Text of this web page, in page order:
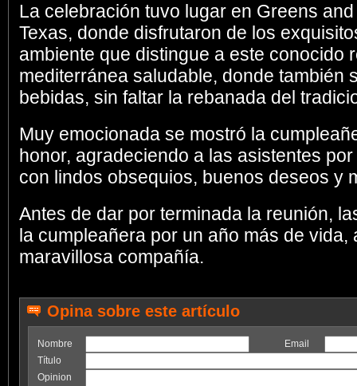
La celebración tuvo lugar en Greens
Texas, donde disfrutaron de los
ambiente que distingue a este conocido
mediterránea saludable, donde también
bebidas, sin faltar la rebanada del
Muy emocionada se mostró la
honor, agradeciendo a las asistentes
con lindos obsequios, buenos deseos y
Antes de dar por terminada la reunión,
la cumpleañera por un año más de vida,
maravillosa compañía.
Opina sobre este artículo
Nombre
Email
Título
Opinion